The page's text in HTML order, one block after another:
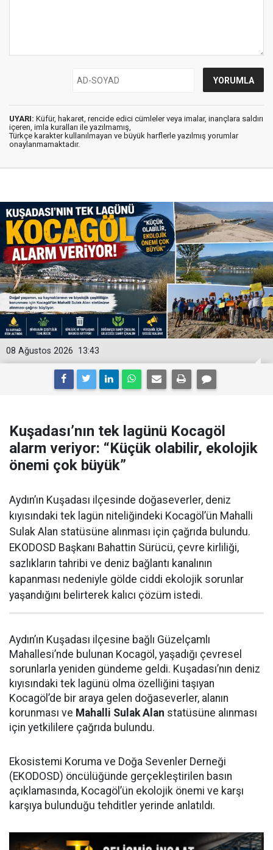
UYARI: Küfür, hakaret, rencide edici cümleler veya imalar, inançlara saldırı
içeren, imla kuralları ile yazılmamış,
Türkçe karakter kullanılmayan ve büyük harflerle yazılmış yorumlar
onaylanmamaktadır.
13:43
08 Ağustos 2026
Kuşadası’nın tek lagünü Kocagöl
alarm veriyor: “Küçük olabilir, ekolojik
önemi çok büyük”
Aydın’ın Kuşadası ilçesinde doğaseverler, deniz
kıyısındaki tek lagün niteliğindeki Kocagöl’ün Mahalli
Sulak Alan statüsüne alınması için çağrıda bulundu.
EKODOSD Başkanı Bahattin Sürücü, çevre kirliliği,
sazlıkların tahribi ve deniz bağlantı kanalının
kapanması nedeniyle gölde ciddi ekolojik sorunlar
yaşandığını belirterek kalıcı çözüm istedi.
Aydın’ın Kuşadası ilçesine bağlı Güzelçamlı
Mahallesi’nde bulunan Kocagöl, yaşadığı çevresel
sorunlarla yeniden gündeme geldi. Kuşadası’nın deniz
kıyısındaki tek lagünü olma özelliğini taşıyan
Kocagöl’de bir araya gelen doğaseverler, alanın
korunması ve Mahalli Sulak Alan statüsüne alınması
için yetkililere çağrıda bulundu.
Ekosistemi Koruma ve Doğa Sevenler Derneği
(EKODOSD) öncülüğünde gerçekleştirilen basın
açıklamasında, Kocagöl’ün ekolojik önemi ve karşı
karşıya bulunduğu tehditler yerinde anlatıldı.